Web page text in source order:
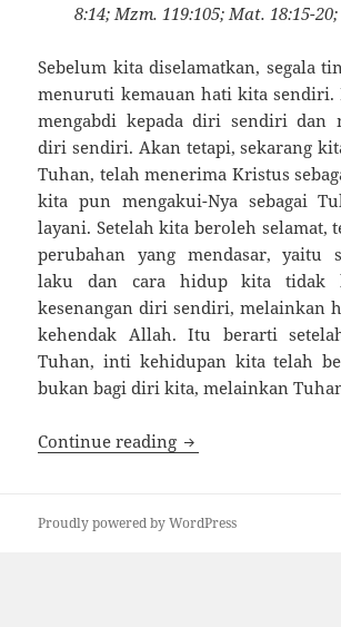
8:14; Mzm. 119:105; Mat. 18:15-20;
Sebelum kita diselamatkan, segala
menuruti kemauan hati kita
mengabdi kepada diri sendiri dan
diri sendiri. Akan tetapi, se­karang
Tuhan, telah menerima Kristus
kita pun mengakui-Nya sebagai
layani. Setelah kita beroleh selamat,
per­ubahan yang mendasar, yaitu
laku dan cara hidup kita tidak
kesenangan diri sen­diri, melainkan
kehendak Allah. Itu ber­arti
Tuhan, inti kehidupan kita te­lah
bukan bagi diri kita, melainkan
Continue reading MENCARI
Proudly powered by WordPress